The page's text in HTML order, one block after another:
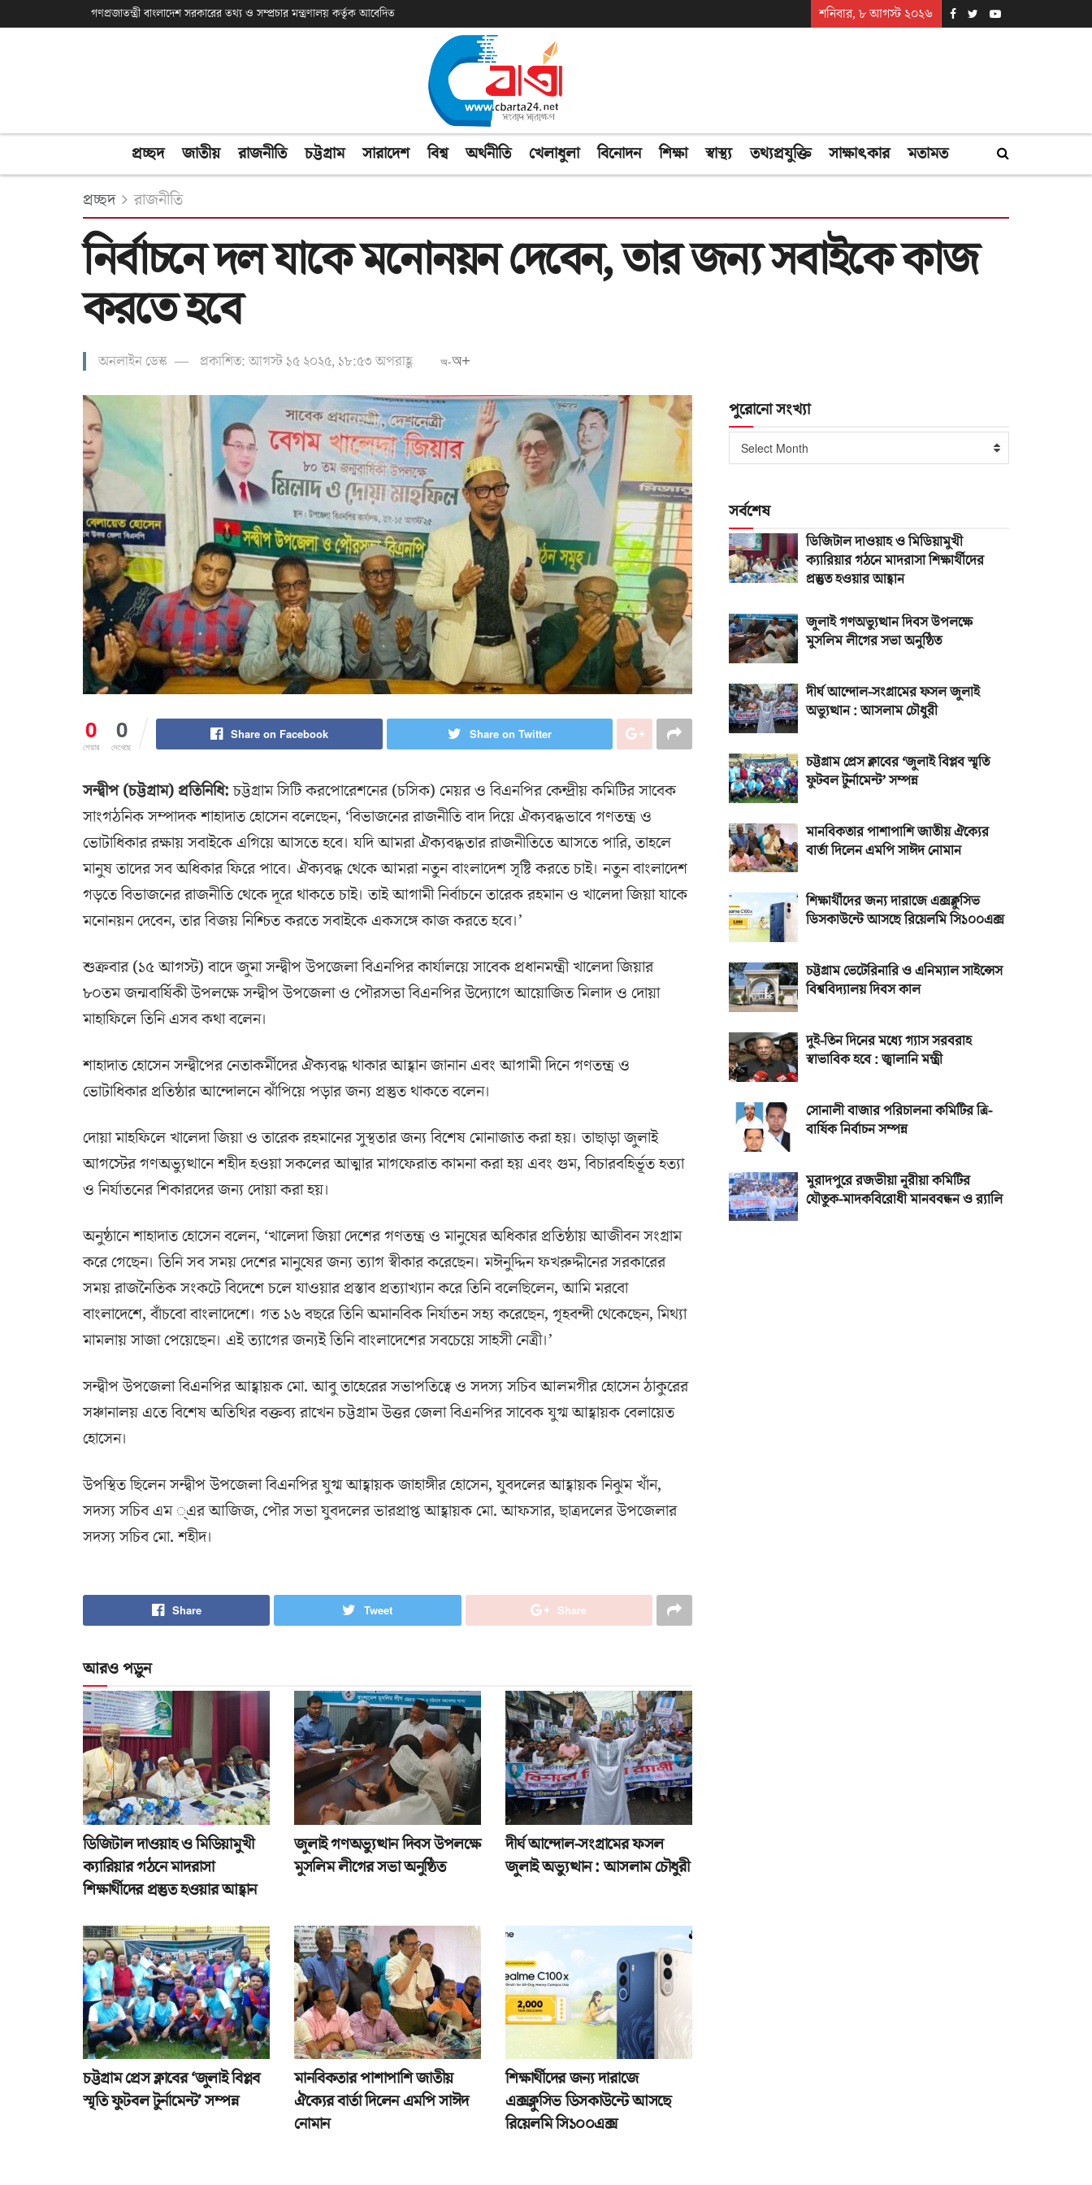
গণপ্রজাতন্ত্রী বাংলাদেশ সরকারের তথ্য ও সম্প্রচার মন্ত্রণালয় কর্তৃক আবেদিত শনিবার, ৮ আগস্ট ২০২৬
প্রচ্ছদ জাতীয় রাজনীতি চট্টগ্রাম সারাদেশ বিশ্ব অর্থনীতি খেলাধুলা বিনোদন শিক্ষা স্বাস্থ্য তথ্যপ্রযুক্তি সাক্ষাৎকার মতামত
প্রচ্ছদ রাজনীতি
নির্বাচনে দল যাকে মনোনয়ন দেবেন, তার জন্য সবাইকে কাজ
করতে হবে
অনলাইন ডেস্ক প্রকাশিত: আগস্ট ১৫ ২০২৫, ১৮:৫৩ অপরাহ্ণ অ-অ+
0
শেয়ার
0
দেখেছে
Share on Facebook Share on Twitter
সন্দ্বীপ (চট্টগ্রাম) প্রতিনিধি:চট্টগ্রাম সিটি করপোরেশনের (চসিক) মেয়র ও বিএনপির কেন্দ্রীয় কমিটির সাবেক
সাংগঠনিক সম্পাদক শাহাদাত হোসেন বলেছেন, ‘বিভাজনের রাজনীতি বাদ দিয়ে ঐক্যবদ্ধভাবে গণতন্ত্র ও
ভোটাধিকার রক্ষায় সবাইকে এগিয়ে আসতে হবে। যদি আমরা ঐক্যবদ্ধতার রাজনীতিতে আসতে পারি, তাহলে
মানুষ তাদের সব অধিকার ফিরে পাবে। ঐক্যবদ্ধ থেকে আমরা নতুন বাংলাদেশ সৃষ্টি করতে চাই। নতুন বাংলাদেশ
গড়তে বিভাজনের রাজনীতি থেকে দূরে থাকতে চাই। তাই আগামী নির্বাচনে তারেক রহমান ও খালেদা জিয়া যাকে
মনোনয়ন দেবেন, তার বিজয় নিশ্চিত করতে সবাইকে একসঙ্গে কাজ করতে হবে।’
শুক্রবার (১৫ আগস্ট) বাদে জুমা সন্দ্বীপ উপজেলা বিএনপির কার্যালয়ে সাবেক প্রধানমন্ত্রী খালেদা জিয়ার
৮০তম জন্মবার্ষিকী উপলক্ষে সন্দ্বীপ উপজেলা ও পৌরসভা বিএনপির উদ্যোগে আয়োজিত মিলাদ ও দোয়া
মাহাফিলে তিনি এসব কথা বলেন।
শাহাদাত হোসেন সন্দ্বীপের নেতাকর্মীদের ঐক্যবদ্ধ থাকার আহ্বান জানান এবং আগামী দিনে গণতন্ত্র ও
ভোটাধিকার প্রতিষ্ঠার আন্দোলনে ঝাঁপিয়ে পড়ার জন্য প্রস্তুত থাকতে বলেন।
দোয়া মাহফিলে খালেদা জিয়া ও তারেক রহমানের সুস্থতার জন্য বিশেষ মোনাজাত করা হয়। তাছাড়া জুলাই
আগস্টের গণঅভ্যুত্থানে শহীদ হওয়া সকলের আত্মার মাগফেরাত কামনা করা হয় এবং গুম, বিচারবহির্ভূত হত্যা
ও নির্যাতনের শিকারদের জন্য দোয়া করা হয়।
অনুষ্ঠানে শাহাদাত হোসেন বলেন, ‘খালেদা জিয়া দেশের গণতন্ত্র ও মানুষের অধিকার প্রতিষ্ঠায় আজীবন সংগ্রাম
করে গেছেন। তিনি সব সময় দেশের মানুষের জন্য ত্যাগ স্বীকার করেছেন। মঈনুদ্দিন ফখরুদ্দীনের সরকারের
সময় রাজনৈতিক সংকটে বিদেশে চলে যাওয়ার প্রস্তাব প্রত্যাখ্যান করে তিনি বলেছিলেন, আমি মরবো
বাংলাদেশে, বাঁচবো বাংলাদেশে। গত ১৬ বছরে তিনি অমানবিক নির্যাতন সহ্য করেছেন, গৃহবন্দী থেকেছেন, মিথ্যা
মামলায় সাজা পেয়েছেন। এই ত্যাগের জন্যই তিনি বাংলাদেশের সবচেয়ে সাহসী নেত্রী।’
সন্দ্বীপ উপজেলা বিএনপির আহ্বায়ক মো. আবু তাহেরের সভাপতিত্বে ও সদস্য সচিব আলমগীর হোসেন ঠাকুরের
সঞ্চানালয় এতে বিশেষ অতিথির বক্তব্য রাখেন চট্টগ্রাম উত্তর জেলা বিএনপির সাবেক যুগ্ম আহ্বায়ক বেলায়েত
হোসেন।
উপস্থিত ছিলেন সন্দ্বীপ উপজেলা বিএনপির যুগ্ম আহ্বায়ক জাহাঙ্গীর হোসেন, যুবদলের আহ্বায়ক নিঝুম খাঁন,
সদস্য সচিব এম ্এর আজিজ, পৌর সভা যুবদলের ভারপ্রাপ্ত আহ্বায়ক মো. আফসার, ছাত্রদলের উপজেলার
সদস্য সচিব মো. শহীদ।
Share Tweet Share
আরও পড়ুন
ডিজিটাল দাওয়াহ ও মিডিয়ামুখী
ক্যারিয়ার গঠনে মাদরাসা
শিক্ষার্থীদের প্রস্তুত হওয়ার আহ্বান
জুলাই গণঅভ্যুত্থান দিবস উপলক্ষে
মুসলিম লীগের সভা অনুষ্ঠিত
দীর্ঘ আন্দোল-সংগ্রামের ফসল
জুলাই অভ্যুত্থান : আসলাম চৌধুরী
চট্টগ্রাম প্রেস ক্লাবের ‘জুলাই বিপ্লব
স্মৃতি ফুটবল টুর্নামেন্ট’ সম্পন্ন
মানবিকতার পাশাপাশি জাতীয়
ঐক্যের বার্তা দিলেন এমপি সাঈদ
নোমান
শিক্ষার্থীদের জন্য দারাজে
এক্সক্লুসিভ ডিসকাউন্টে আসছে
রিয়েলমি সি১০০এক্স
পুরোনো সংখ্যা
পুরোনো
সংখ্যা
Select Month
সর্বশেষ
ডিজিটাল দাওয়াহ ও মিডিয়ামুখী
ক্যারিয়ার গঠনে মাদরাসা শিক্ষার্থীদের
প্রস্তুত হওয়ার আহ্বান
জুলাই গণঅভ্যুত্থান দিবস উপলক্ষে
মুসলিম লীগের সভা অনুষ্ঠিত
দীর্ঘ আন্দোল-সংগ্রামের ফসল জুলাই
অভ্যুত্থান : আসলাম চৌধুরী
চট্টগ্রাম প্রেস ক্লাবের ‘জুলাই বিপ্লব স্মৃতি
ফুটবল টুর্নামেন্ট’ সম্পন্ন
মানবিকতার পাশাপাশি জাতীয় ঐক্যের
বার্তা দিলেন এমপি সাঈদ নোমান
শিক্ষার্থীদের জন্য দারাজে এক্সক্লুসিভ
ডিসকাউন্টে আসছে রিয়েলমি সি১০০এক্স
চট্টগ্রাম ভেটেরিনারি ও এনিম্যাল সাইন্সেস
বিশ্ববিদ্যালয় দিবস কাল
দুই-তিন দিনের মধ্যে গ্যাস সরবরাহ
স্বাভাবিক হবে : জ্বালানি মন্ত্রী
সোনালী বাজার পরিচালনা কমিটির ত্রি-
বার্ষিক নির্বাচন সম্পন্ন
মুরাদপুরে রজভীয়া নূরীয়া কমিটির
যৌতুক-মাদকবিরোধী মানববন্ধন ও র‌্যালি